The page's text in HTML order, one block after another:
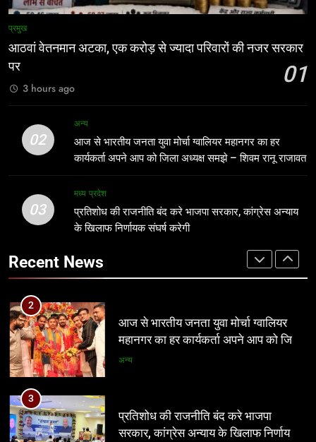
1
परिवारों की नजर सरकार पर
महानगर का हर कार्यकर्ता अपने आप को जिला
अध्यक्ष समझे – शिवम रानू राजावत
अन्य
3
प्रतिशोध की राजनीति बंद करे भाजपा
सरकार, कांग्रेस अन्याय के खिलाफ निर्णायक
की सहभागिता, डीडी नगर मॉडल विद्यालय रहा
प्रथम
अन्य
5
पर्दा? मध्य प्रदेश के लोक निर्माण विभाग पर
उठे बड़े सवाल
मध्य प्रदेश
प्रमुख
आठवां वेतनमान अटका, एक करोड़ से ज्यादा परिवारों की नजर सरकार
पर
01
3 hours ago
02
अन्य
आज से भारतीय जनता युवा मोर्चा ग्वालियर महानगर का हर
कार्यकर्ता अपने आप को जिला अध्यक्ष समझे – शिवम रानू राजावत
03
मध्य प्रदेश
प्रतिशोध की राजनीति बंद करे भाजपा सरकार, कांग्रेस अन्याय
के खिलाफ निर्णायक संघर्ष करेगी
Recent News
बच्चों की सुरक्षा पर सरकार श्वेत पत्र जारी
आठवां वेतनमान अटका, एक करोड़ से ज्यादा
परिवारों की नजर सरकार पर
प्रमुख
2
आज से भारतीय जनता युवा मोर्चा ग्वालियर
महानगर का हर कार्यकर्ता अपने आप को जिला
अध्यक्ष समझे – शिवम रानू राजावत
3
प्रतिशोध की राजनीति बंद करे भाजपा
सरकार, कांग्रेस अन्याय के खिलाफ निर्णायक
संघर्ष करेगी
मध्य प्रदेश
4
पर्यटन क्विज प्रतियोगिता में 117 विद्यालयों
की सहभागिता, डीडी नगर मॉडल विद्यालय रहा